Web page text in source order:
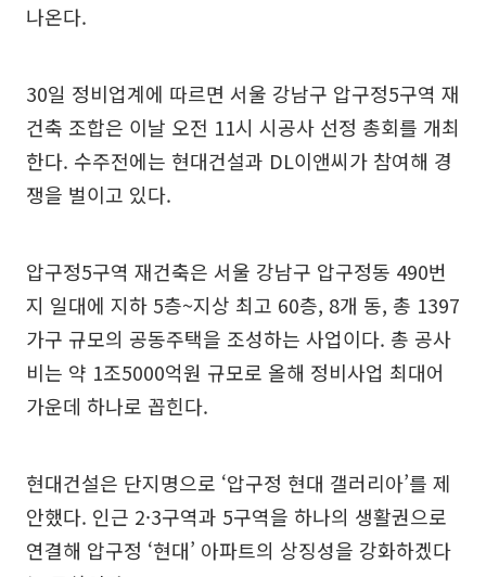
나온다.
30일 정비업계에 따르면 서울 강남구 압구정5구역 재
건축 조합은 이날 오전 11시 시공사 선정 총회를 개최
한다. 수주전에는 현대건설과 DL이앤씨가 참여해 경
쟁을 벌이고 있다.
압구정5구역 재건축은 서울 강남구 압구정동 490번
지 일대에 지하 5층~지상 최고 60층, 8개 동, 총 1397
가구 규모의 공동주택을 조성하는 사업이다. 총 공사
비는 약 1조5000억원 규모로 올해 정비사업 최대어
가운데 하나로 꼽힌다.
현대건설은 단지명으로 ‘압구정 현대 갤러리아’를 제
안했다. 인근 2·3구역과 5구역을 하나의 생활권으로
연결해 압구정 ‘현대’ 아파트의 상징성을 강화하겠다